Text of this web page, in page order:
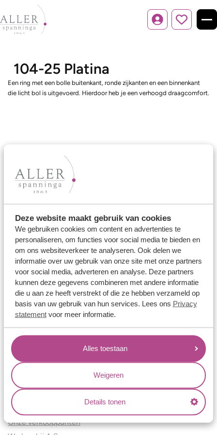
Deze website maakt gebruik van cookies
We gebruiken cookies om content en advertenties te
personaliseren, om functies voor social media te bieden en
om ons websiteverkeer te analyseren. Ook delen we
informatie over uw gebruik van onze site met onze partners
voor social media, adverteren en analyse. Deze partners
kunnen deze gegevens combineren met andere informatie
die u aan ze heeft verstrekt of die ze hebben verzameld op
basis van uw gebruik van hun services. Lees ons Privacy
statementvoor meer informatie.
Alles toestaan
Weigeren
Details tonen
Inloggen
104-25 Platina
Een ring met een bolle buitenkant, ronde zijkanten en een binnenkant
die licht bol is uitgevoerd. Hierdoor heb je een verhoogd draagcomfort.
Ons aanbod
Trouwringen
Memoireringen
Verlovingsringen
Vriendschapsringen
Over ons
Aller Spanninga
Historie
Certificaten
Blogs
Jouw voordelen
Conflictvrije Materialen
Oneindig veel mogelijkheden
Kwaliteit
Juweliers & Contact
Onze verkooppunten